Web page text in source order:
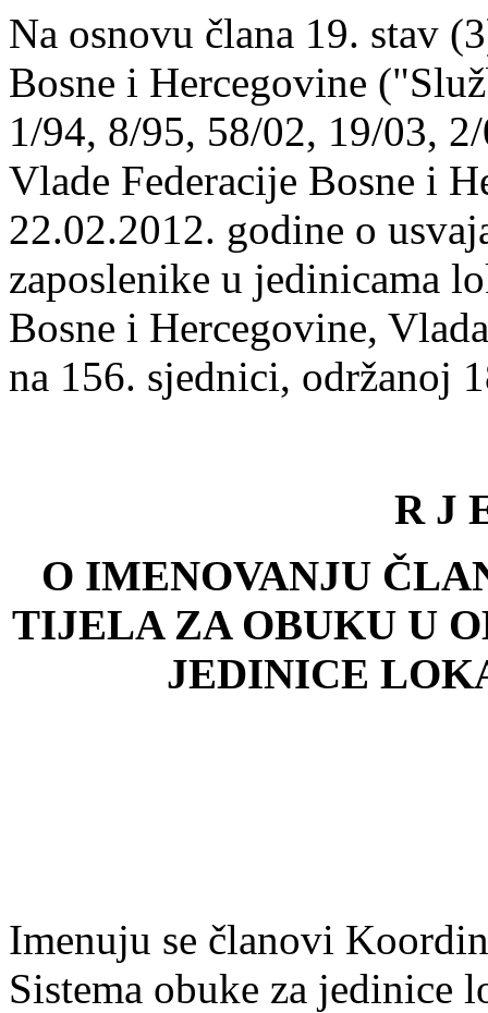
Na osnovu člana 19. stav
Bosne i Hercegovine
1/94, 8/95, 58/02, 19/03,
Vlade Federacije Bosne i
22.02.2012. godine o
zaposlenike u jedinicama
Bosne i Hercegovine,
na 156. sjednici, održanoj
R J
O IMENOVANJU
TIJELA ZA OBUKU U
JEDINICE
Imenuju se članovi
Sistema obuke za jedinice